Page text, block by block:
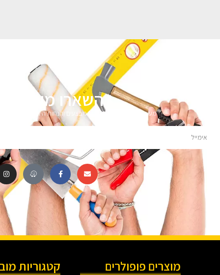
השארו
מעוניינים לקבל עדכונים על מבצעים והנחות הירשמו
מוצרים פופולרים קטגוריות